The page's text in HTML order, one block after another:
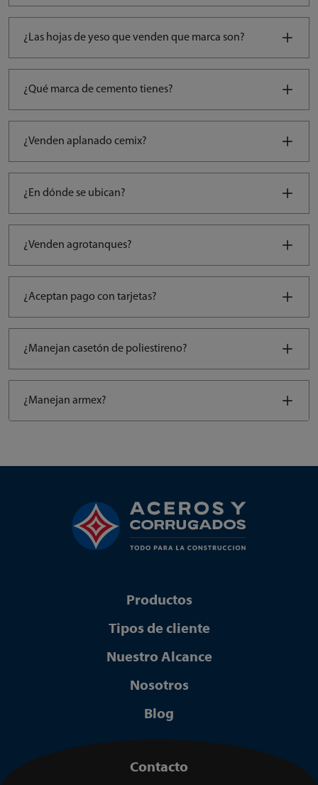
¿Las hojas de yeso que venden que marca son?
¿Qué marca de cemento tienes?
¿Venden aplanado cemix?
¿En dónde se ubican?
¿Venden agrotanques?
¿Aceptan pago con tarjetas?
¿Manejan casetón de poliestireno?
¿Manejan armex?
Productos
Tipos de cliente
Nuestro Alcance
Nosotros
Blog
Contacto